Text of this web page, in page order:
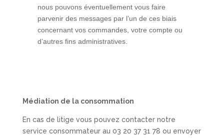
nous pouvons éventuellement vous faire
parvenir des messages par l’un de ces biais
concernant vos commandes, votre compte ou
d’autres fins administratives.
Médiation de la consommation
En cas de litige vous pouvez contacter notre
service consommateur au 03 20 37 31 78 ou envoyer